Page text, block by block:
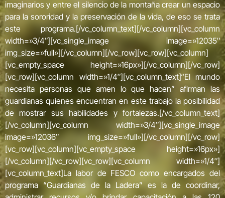
imaginarios y entre el silencio de la montaña crear un espacio
para la sororidad y la preservación de la vida, de eso se trata
este programa.[/vc_column_text][/vc_column][vc_column
width=»3/4″][vc_single_image image=»12035″
img_size=»full»][/vc_column][/vc_row][vc_row][vc_column]
[vc_empty_space height=»16px»][/vc_column][/vc_row]
[vc_row][vc_column width=»1/4″][vc_column_text]“El mundo
necesita personas que amen lo que hacen” afirman las
guardianas quienes encuentran en este trabajo la posibilidad
de mostrar sus habilidades y fortalezas.[/vc_column_text]
[/vc_column][vc_column width=»3/4″][vc_single_image
image=»12036″ img_size=»full»][/vc_column][/vc_row]
[vc_row][vc_column][vc_empty_space height=»16px»]
[/vc_column][/vc_row][vc_row][vc_column width=»1/4″]
[vc_column_text]La labor de FESCO como encargados del
programa “Guardianas de la Ladera” es la de coordinar,